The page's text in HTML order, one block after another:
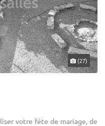
(27)
votre fête de mariage, de